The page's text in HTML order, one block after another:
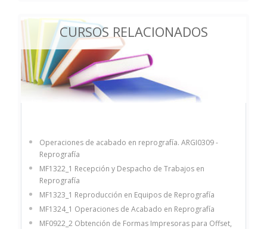
CURSOS RELACIONADOS
Operaciones de acabado en reprografía. ARGI0309 -
Reprografía
MF1322_1 Recepción y Despacho de Trabajos en
Reprografía
MF1323_1 Reproducción en Equipos de Reprografía
MF1324_1 Operaciones de Acabado en Reprografía
MF0922_2 Obtención de Formas Impresoras para Offset,